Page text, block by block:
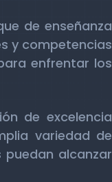
de enseñanza
y competencias
enfrentar los
de excelencia
variedad de
alcanzar